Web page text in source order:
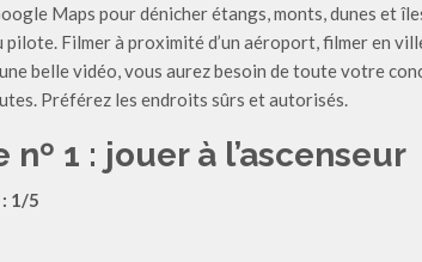
Maps pour dénicher étangs, monts, dunes et
pilote. Filmer à proximité d’un aéroport, filmer en
belle vidéo, vous aurez besoin de toute votre
Préférez les endroits sûrs et autorisés.
nº 1 : jouer à l’ascenseur
: 1/5